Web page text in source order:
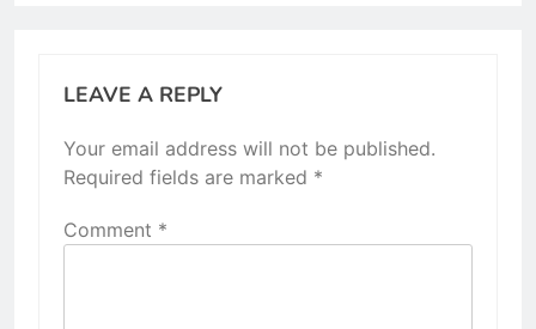
LEAVE A REPLY
Your email address will not be published.
Required fields are marked *
Comment *